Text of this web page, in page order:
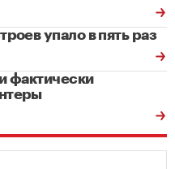
упало в пять раз
фактически